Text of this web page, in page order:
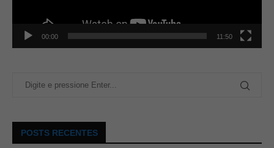
00:00 11:50
POSTS RECENTES